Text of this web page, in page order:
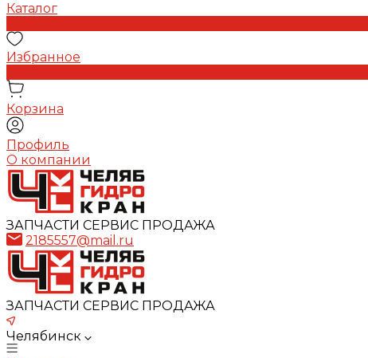
Каталог
Избранное
Корзина
Профиль
О компании
ЗАПЧАСТИ СЕРВИС ПРОДАЖА
2185557@mail.ru
ЗАПЧАСТИ СЕРВИС ПРОДАЖА
Челябинск